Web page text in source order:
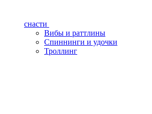
снасти
Вибы и раттлины
Спиннинги и удочки
Троллинг